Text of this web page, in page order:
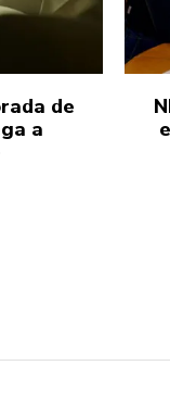
de
a